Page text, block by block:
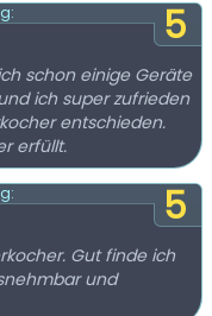
5
schon einige Geräte
ich super zufrieden
entschieden.
erfüllt.
5
Gut finde ich
und